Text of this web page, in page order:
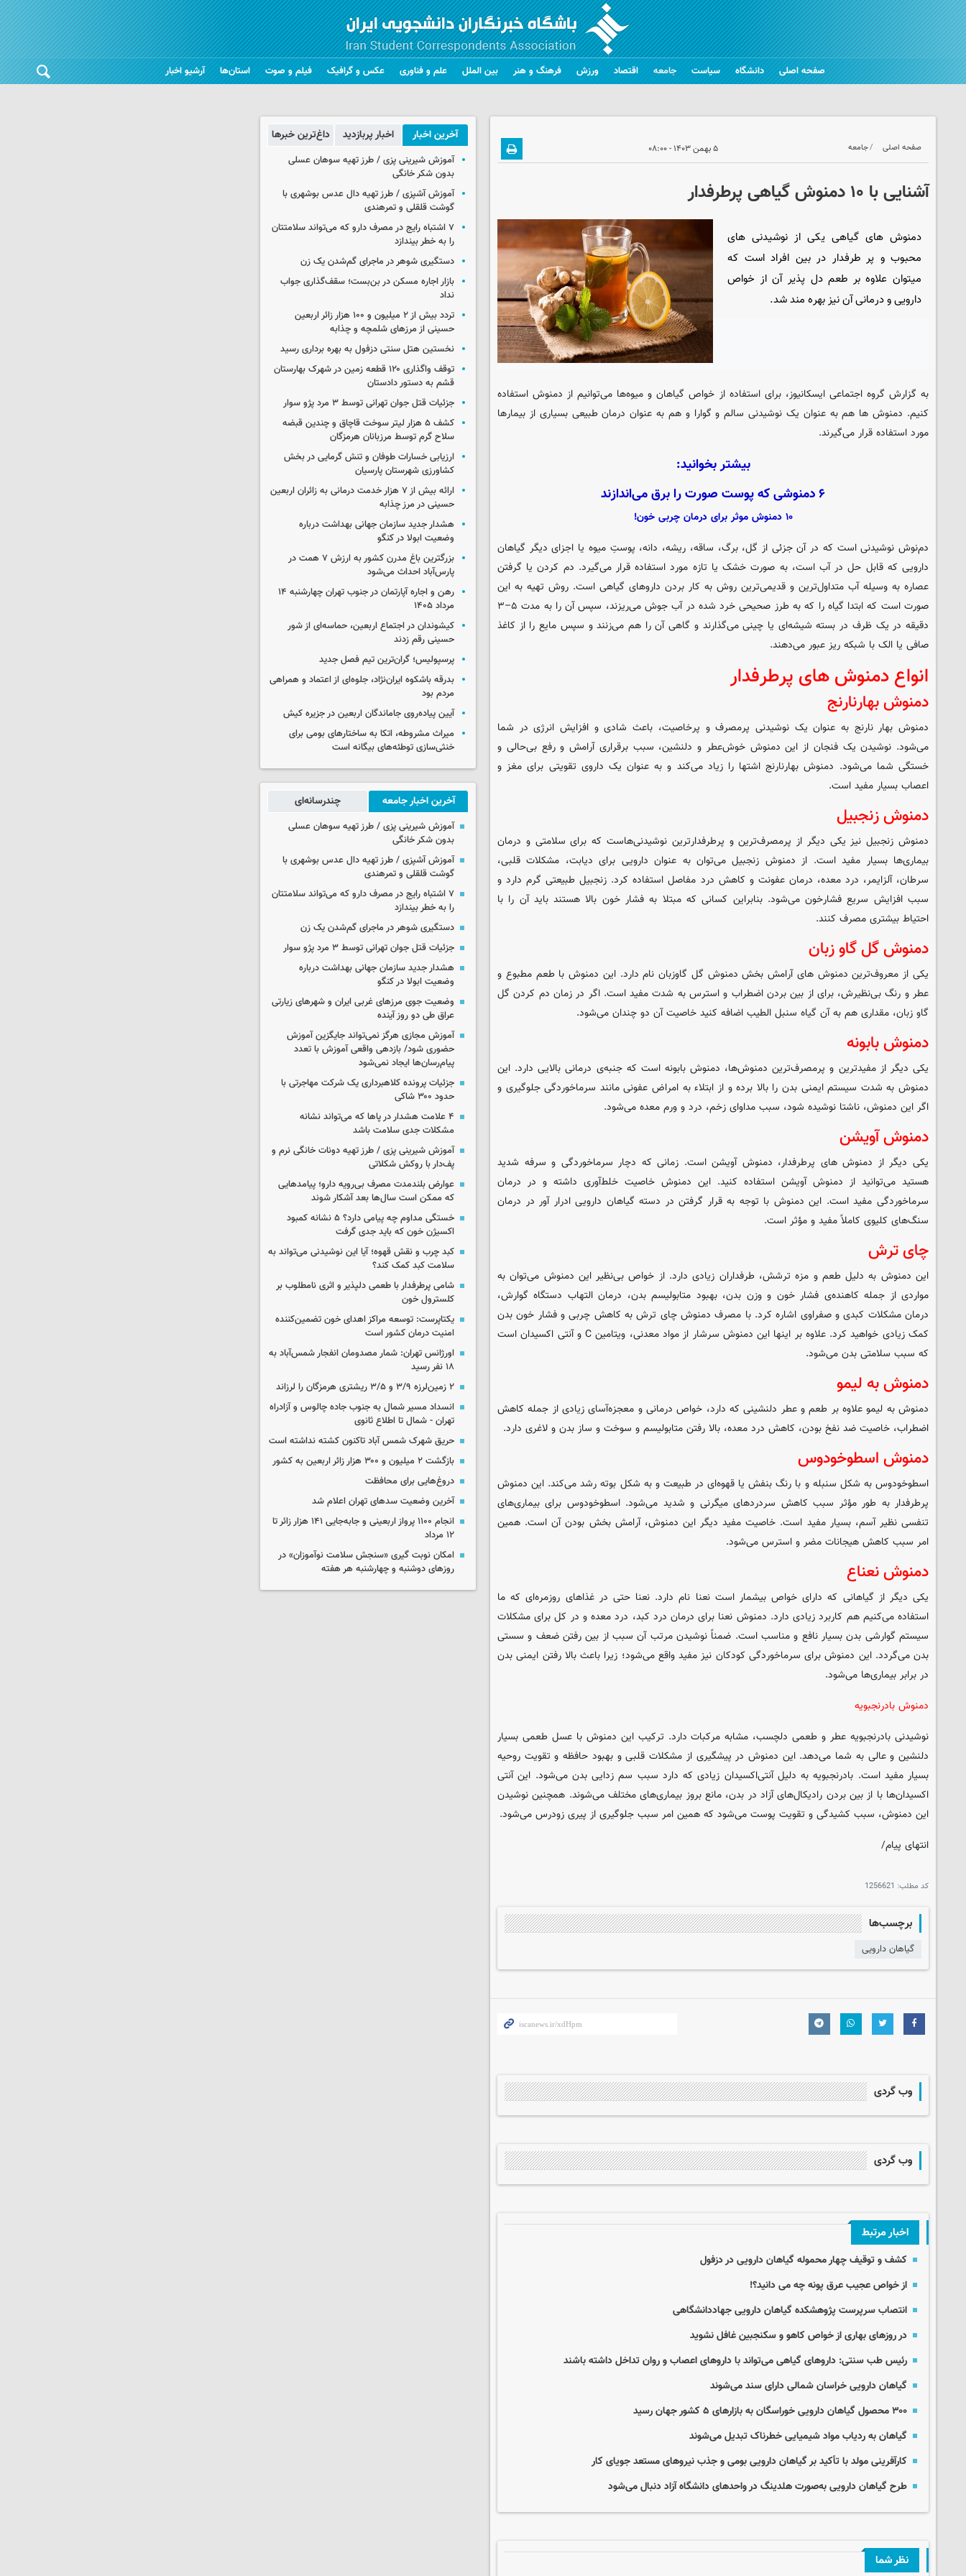
صفحه اصلی دانشگاه سیاست جامعه اقتصاد ورزش فرهنگ و هنر بین الملل علم و فناوری عکس و گرافیک فیلم و صوت استان‌ها آرشیو اخبار
صفحه اصلی جامعه ۵ بهمن ۱۴۰۳ - ۰۸:۰۰
آشنایی با ۱۰ دمنوش‌ گیاهی پرطرفدار
دمنوش های گیاهی یکی از نوشیدنی های
محبوب و پر طرفدار در بین افراد است که
میتوان علاوه بر طعم دل پذیر آن از خواص
دارویی و درمانی آن نیز بهره مند شد.
به گزارش گروه اجتماعیایسکانیوز، برای استفاده از خواص گیاهان و میوه‌ها می‌توانیم از دمنوش استفاده
کنیم. دمنوش ها هم به عنوان یک نوشیدنی سالم و گوارا و هم به عنوان درمان طبیعی بسیاری از بیمارها
مورد استفاده قرار می‌گیرند.
بیشتر بخوانید:
۶ دمنوشی که پوست صورت را برق می‌اندازند
۱۰ دمنوش موثر برای درمان چربی خون!
دم‌نوش نوشیدنی است که در آن جزئی از گل، برگ، ساقه، ریشه، دانه، پوستِ میوه یا اجزای دیگر گیاهان
دارویی که قابل حل در آب است، به صورت خشک یا تازه مورد استفاده قرار می‌گیرد. دم کردن یا گرفتن
عصاره به وسیله آب متداول‌ترین و قدیمی‌ترین روش به کار بردن داروهای گیاهی است. روش تهیه به این
صورت است که ابتدا گیاه را که به طرز صحیحی خرد شده در آب جوش می‌ریزند، سپس آن را به مدت ۵–۳
دقیقه در یک ظرف در بسته شیشه‌ای یا چینی می‌گذارند و گاهی آن را هم می‌زنند و سپس مایع را از کاغذ
صافی یا الک با شبکه ریز عبور می‌دهند.
انواع دمنوش های پرطرفدار
دمنوش بهارنارنج
دمنوش بهار نارنج به عنوان یک نوشیدنی پرمصرف و پرخاصیت، باعث شادی و افزایش انرژی در شما
می‌شود. نوشیدن یک فنجان از این دمنوش خوش‌عطر و دلنشین، سبب برقراری آرامش و رفع بی‌حالی و
خستگی شما می‌شود. دمنوش بهارنارنج اشتها را زیاد می‌کند و به عنوان یک داروی تقویتی برای مغز و
اعصاب بسیار مفید است.
دمنوش زنجبیل
دمنوش زنجبیل نیز یکی دیگر از پرمصرف‌ترین و پرطرفدارترین نوشیدنی‌هاست که برای سلامتی و درمان
بیماری‌ها بسیار مفید است. از دمنوش زنجبیل می‌توان به عنوان دارویی برای دیابت، مشکلات قلبی،
سرطان، آلزایمر، درد معده، درمان عفونت و کاهش درد مفاصل استفاده کرد. زنجبیل طبیعتی گرم دارد و
سبب افزایش سریع فشارخون می‌شود. بنابراین کسانی که مبتلا به فشار خون بالا هستند باید آن را با
احتیاط بیشتری مصرف کنند.
دمنوش گل گاو زبان
یکی از معروف‌ترین دمنوش های آرامش بخش دمنوش گل گاوزبان نام دارد. این دمنوش با طعم مطبوع و
عطر و رنگ بی‌نظیرش، برای از بین بردن اضطراب و استرس به شدت مفید است. اگر در زمان دم کردن گل
گاو زبان، مقداری هم به آن گیاه سنبل الطیب اضافه کنید خاصیت آن دو چندان می‌شود.
دمنوش بابونه
یکی دیگر از مفیدترین و پرمصرف‌ترین دمنوش‌ها، دمنوش بابونه است که جنبه‌ی درمانی بالایی دارد. این
دمنوش به شدت سیستم ایمنی بدن را بالا برده و از ابتلاء به امراض عفونی مانند سرماخوردگی جلوگیری و
اگر این دمنوش، ناشتا نوشیده شود، سبب مداوای زخم، درد و ورم معده می‌شود.
دمنوش آویشن
یکی دیگر از دمنوش های پرطرفدار، دمنوش آویشن است. زمانی که دچار سرماخوردگی و سرفه شدید
هستید می‌توانید از دمنوش آویشن استفاده کنید. این دمنوش خاصیت خلط‌آوری داشته و در درمان
سرماخوردگی مفید است. این دمنوش با توجه به قرار گرفتن در دسته گیاهان دارویی ادرار آور در درمان
سنگ‌های کلیوی کاملاً مفید و مؤثر است.
چای ترش
این دمنوش به دلیل طعم و مزه ترشش، طرفداران زیادی دارد. از خواص بی‌نظیر این دمنوش می‌توان به
مواردی از جمله کاهنده‌ی فشار خون و وزن بدن، بهبود متابولیسم بدن، درمان التهاب دستگاه گوارش،
درمان مشکلات کبدی و صفراوی اشاره کرد. با مصرف دمنوش چای ترش به کاهش چربی و فشار خون بدن
کمک زیادی خواهید کرد. علاوه بر اینها این دمنوش سرشار از مواد معدنی، ویتامین C و آنتی اکسیدان است
که سبب سلامتی بدن می‌شود.
دمنوش به لیمو
دمنوش به لیمو علاوه بر طعم و عطر دلنشینی که دارد، خواص درمانی و معجزه‌آسای زیادی از جمله کاهش
اضطراب، خاصیت ضد نفخ بودن، کاهش درد معده، بالا رفتن متابولیسم و سوخت و ساز بدن و لاغری دارد.
دمنوش اسطوخودوس
اسطوخودوس به شکل سنبله و با رنگ بنفش یا قهوه‌ای در طبیعت و به شکل بوته رشد می‌کند. این دمنوش
پرطرفدار به طور مؤثر سبب کاهش سردردهای میگرنی و شدید می‌شود. اسطوخودوس برای بیماری‌های
تنفسی نظیر آسم، بسیار مفید است. خاصیت مفید دیگر این دمنوش، آرامش بخش بودن آن است. همین
امر سبب کاهش هیجانات مضر و استرس می‌شود.
دمنوش نعناع
یکی دیگر از گیاهانی که دارای خواص بیشمار است نعنا نام دارد. نعنا حتی در غذاهای روزمره‌ای که ما
استفاده می‌کنیم هم کاربرد زیادی دارد. دمنوش نعنا برای درمان درد کبد، درد معده و در کل برای مشکلات
سیستم گوارشی بدن بسیار نافع و مناسب است. ضمناً نوشیدن مرتب آن سبب از بین رفتن ضعف و سستی
بدن می‌گردد. این دمنوش برای سرماخوردگی کودکان نیز مفید واقع می‌شود؛ زیرا باعث بالا رفتن ایمنی بدن
در برابر بیماری‌ها می‌شود.
دمنوش بادرنجبویه
نوشیدنی بادرنجبویه عطر و طعمی دلچسب، مشابه مرکبات دارد. ترکیب این دمنوش با عسل طعمی بسیار
دلنشین و عالی به شما می‌دهد. این دمنوش در پیشگیری از مشکلات قلبی و بهبود حافظه و تقویت روحیه
بسیار مفید است. بادرنجبویه به دلیل آنتی‌اکسیدان زیادی که دارد سبب سم زدایی بدن می‌شود. این آنتی
اکسیدان‌ها با از بین بردن رادیکال‌های آزاد در بدن، مانع بروز بیماری‌های مختلف می‌شوند. همچنین نوشیدن
این دمنوش، سبب کشیدگی و تقویت پوست می‌شود که همین امر سبب جلوگیری از پیری زودرس می‌شود.
انتهای پیام/
کد مطلب: 1256621
برچسب‌ها
گیاهان دارویی
وب گردی
وب گردی
اخبار مرتبط
کشف و توقیف چهار محموله گیاهان دارویی در دزفول
از خواص عجیب عرق پونه چه می دانید؟!
انتصاب سرپرست پژوهشکده گیاهان دارویی جهاددانشگاهی
در روزهای بهاری از خواص کاهو و سکنجبین غافل نشوید
رئیس طب سنتی: داروهای گیاهی می‌تواند با داروهای اعصاب و روان تداخل داشته باشند
گیاهان دارویی خراسان شمالی دارای سند می‌شوند
۳۰۰ محصول گیاهان دارویی خوراسگان به بازارهای ۵ کشور جهان رسید
گیاهان به ردیاب مواد شیمیایی خطرناک تبدیل می‌شوند
کارآفرینی مولد با تأکید بر گیاهان دارویی بومی و جذب نیروهای مستعد جویای کار
طرح گیاهان دارویی به‌صورت هلدینگ‌ در واحدهای دانشگاه آزاد دنبال می‌شود
نظر شما
آخرین اخبار اخبار پربازدید داغ‌ترین خبرها
آموزش شیرینی پزی / طرز تهیه سوهان عسلی
بدون شکر خانگی
آموزش آشپزی / طرز تهیه دال عدس بوشهری با
گوشت قلقلی و تمرهندی
۷ اشتباه رایج در مصرف دارو که می‌تواند سلامتتان
را به خطر بیندازد
دستگیری شوهر در ماجرای گم‌شدن یک زن
بازار اجاره مسکن در بن‌بست؛ سقف‌گذاری جواب
نداد
تردد بیش از ۲ میلیون و ۱۰۰ هزار زائر اربعین
حسینی از مرزهای شلمچه و چذابه
نخستین هتل سنتی دزفول به بهره برداری رسید
توقف واگذاری ۱۲۰ قطعه زمین در شهرک بهارستان
قشم به دستور دادستان
جزئیات قتل جوان تهرانی توسط ۳ مرد پژو سوار
کشف ۵ هزار لیتر سوخت قاچاق و چندین قبضه
سلاح گرم توسط مرزبانان هرمزگان
ارزیابی خسارات طوفان و تنش گرمایی در بخش
کشاورزی شهرستان پارسیان
ارائه بیش از ۷ هزار خدمت درمانی به زائران اربعین
حسینی در مرز چذابه
هشدار جدید سازمان جهانی بهداشت درباره
وضعیت ابولا در کنگو
بزرگترین باغ مدرن کشور به ارزش ۷ همت در
پارس‌آباد احداث می‌شود
رهن و اجاره آپارتمان در جنوب تهران چهارشنبه ۱۴
مرداد ۱۴۰۵
کیشوندان در اجتماع اربعین، حماسه‌ای از شور
حسینی رقم زدند
پرسپولیس؛ گران‌ترین تیم فصل جدید
بدرقه باشکوه ایران‌نژاد، جلوه‌ای از اعتماد و همراهی
مردم بود
آیین پیاده‌روی جاماندگان اربعین در جزیره کیش
میراث مشروطه، اتکا به ساختارهای بومی برای
خنثی‌سازی توطئه‌های بیگانه است
آخرین اخبار جامعه چندرسانه‌ای
آموزش شیرینی پزی / طرز تهیه سوهان عسلی
بدون شکر خانگی
آموزش آشپزی / طرز تهیه دال عدس بوشهری با
گوشت قلقلی و تمرهندی
۷ اشتباه رایج در مصرف دارو که می‌تواند سلامتتان
را به خطر بیندازد
دستگیری شوهر در ماجرای گم‌شدن یک زن
جزئیات قتل جوان تهرانی توسط ۳ مرد پژو سوار
هشدار جدید سازمان جهانی بهداشت درباره
وضعیت ابولا در کنگو
وضعیت جوی مرزهای غربی ایران و شهرهای زیارتی
عراق طی دو روز آینده
آموزش مجازی هرگز نمی‌تواند جایگزین آموزش
حضوری شود/ بازدهی واقعی آموزش با تعدد
پیام‌رسان‌ها ایجاد نمی‌شود
جزئیات پرونده کلاهبرداری یک شرکت مهاجرتی با
حدود ۳۰۰ شاکی
۴ علامت هشدار در پاها که می‌تواند نشانه
مشکلات جدی سلامت باشد
آموزش شیرینی پزی / طرز تهیه دونات خانگی نرم و
پف‌دار با روکش شکلاتی
عوارض بلندمدت مصرف بی‌رویه دارو؛ پیامدهایی
که ممکن است سال‌ها بعد آشکار شوند
خستگی مداوم چه پیامی دارد؟ ۵ نشانه کمبود
اکسیژن خون که باید جدی گرفت
کبد چرب و نقش قهوه؛ آیا این نوشیدنی می‌تواند به
سلامت کبد کمک کند؟
شامی پرطرفدار با طعمی دلپذیر و اثری نامطلوب بر
کلسترول خون
یکتاپرست: توسعه مراکز اهدای خون تضمین‌کننده
امنیت درمان کشور است
اورژانس تهران: شمار مصدومان انفجار شمس‌آباد به
۱۸ نفر رسید
۲ زمین‌لرزه ۳/۹ و ۳/۵ ریشتری هرمزگان را لرزاند
انسداد مسیر شمال به جنوب جاده چالوس و آزادراه
تهران - شمال تا اطلاع ثانوی
حریق شهرک شمس آباد تاکنون کشته نداشته است
بازگشت ۲ میلیون و ۳۰۰ هزار زائر اربعین به کشور
دروغ‌هایی برای محافظت
آخرین وضعیت سدهای تهران اعلام شد
انجام ۱۱۰۰ پرواز اربعینی و جابه‌جایی ۱۴۱ هزار زائر تا
۱۲ مرداد
امکان نوبت گیری «سنجش سلامت نوآموزان» در
روزهای دوشنبه و چهارشنبه هر هفته